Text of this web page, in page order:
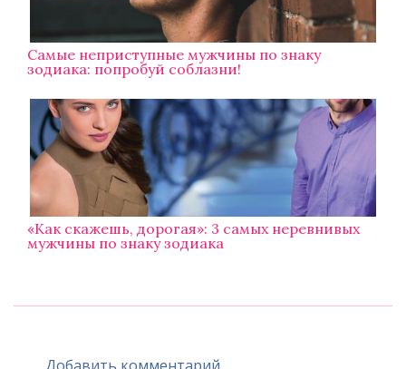
Самые неприступные мужчины по знаку
зодиака: попробуй соблазни!
«Как скажешь, дорогая»: 3 самых неревнивых
мужчины по знаку зодиака